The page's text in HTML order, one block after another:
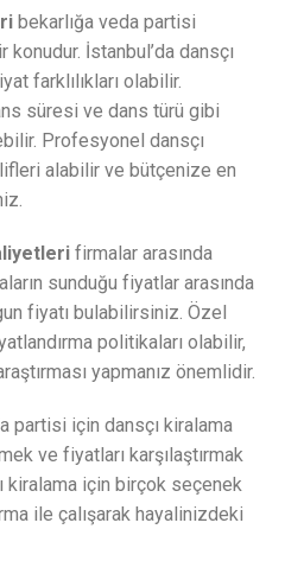
bekarlığa veda partisi
İstanbul’da dansçı
farklılıkları olabilir.
süresi ve dans türü gibi
Profesyonel dansçı
alabilir ve bütçenize en
firmalar arasında
sunduğu fiyatlar arasında
fiyatı bulabilirsiniz. Özel
politikaları olabilir,
yapmanız önemlidir.
partisi için dansçı kiralama
ve fiyatları karşılaştırmak
kiralama için birçok seçenek
ile çalışarak hayalinizdeki